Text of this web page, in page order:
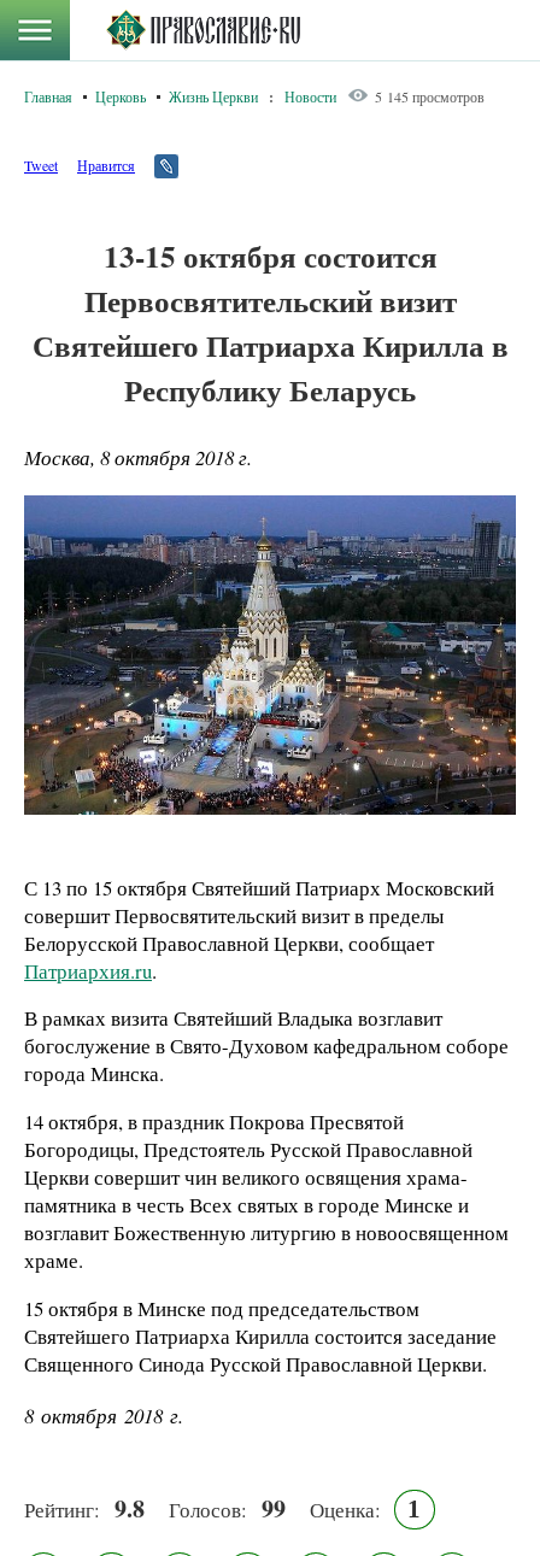
Главная Церковь Жизнь Церкви : Новости 5 145 просмотров
Tweet Нравится
13-15 октября состоится
Первосвятительский визит
Святейшего Патриарха Кирилла в
Республику Беларусь
Москва, 8 октября 2018 г.
С 13 по 15 октября Святейший Патриарх Московский
совершит Первосвятительский визит в пределы
Белорусской Православной Церкви, сообщает
Патриархия.ru.
В рамках визита Святейший Владыка возглавит
богослужение в Свято-Духовом кафедральном соборе
города Минска.
14 октября, в праздник Покрова Пресвятой
Богородицы, Предстоятель Русской Православной
Церкви совершит чин великого освящения храма-
памятника в честь Всех святых в городе Минске и
возглавит Божественную литургию в новоосвященном
храме.
15 октября в Минске под председательством
Святейшего Патриарха Кирилла состоится заседание
Священного Синода Русской Православной Церкви.
8 октября 2018 г.
Рейтинг: 9.8 Голосов: 99 Оценка: 1